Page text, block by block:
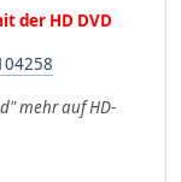
der HD DVD
mehr auf HD-